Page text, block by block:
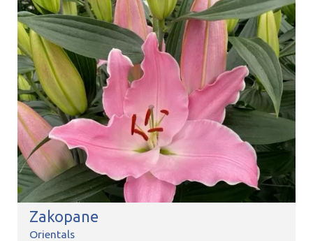
Zakopane
Orientals